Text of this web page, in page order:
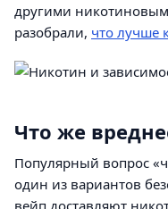
другими
разобрали, что лучше
Что же
Популярный вопрос
один из вариантов
вейп доставляют